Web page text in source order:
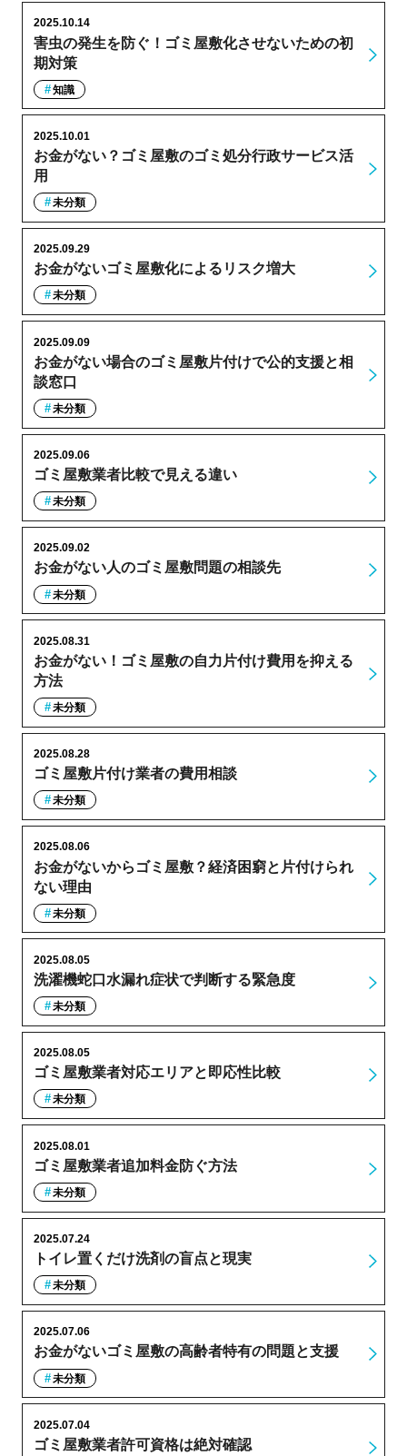
害虫の発生を防ぐ！ゴミ屋敷化させないための初
期対策
2025.10.14
知識
お金がない？ゴミ屋敷のゴミ処分行政サービス活
用
2025.10.01
未分類
お金がないゴミ屋敷化によるリスク増大
2025.09.29
未分類
お金がない場合のゴミ屋敷片付けで公的支援と相
談窓口
2025.09.09
未分類
ゴミ屋敷業者比較で見える違い
2025.09.06
未分類
お金がない人のゴミ屋敷問題の相談先
2025.09.02
未分類
お金がない！ゴミ屋敷の自力片付け費用を抑える
方法
2025.08.31
未分類
ゴミ屋敷片付け業者の費用相談
2025.08.28
未分類
お金がないからゴミ屋敷？経済困窮と片付けられ
ない理由
2025.08.06
未分類
洗濯機蛇口水漏れ症状で判断する緊急度
2025.08.05
未分類
ゴミ屋敷業者対応エリアと即応性比較
2025.08.05
未分類
ゴミ屋敷業者追加料金防ぐ方法
2025.08.01
未分類
トイレ置くだけ洗剤の盲点と現実
2025.07.24
未分類
お金がないゴミ屋敷の高齢者特有の問題と支援
2025.07.06
未分類
ゴミ屋敷業者許可資格は絶対確認
2025.07.04